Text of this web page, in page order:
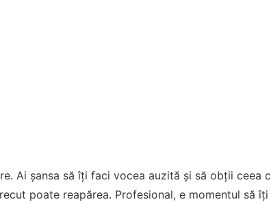
Ai șansa să îți faci vocea auzită și să obții ceea
poate reapărea. Profesional, e momentul să